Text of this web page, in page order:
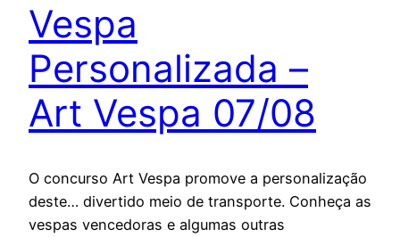
Vespa
Personalizada –
Art Vespa 07/08
O concurso Art Vespa promove a personalização
deste… divertido meio de transporte. Conheça as
vespas vencedoras e algumas outras